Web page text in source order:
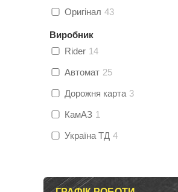
Оригінал 43
Виробник
Rider 14
Автомат 25
Дорожня карта 3
КамАЗ 1
Україна ТД 4